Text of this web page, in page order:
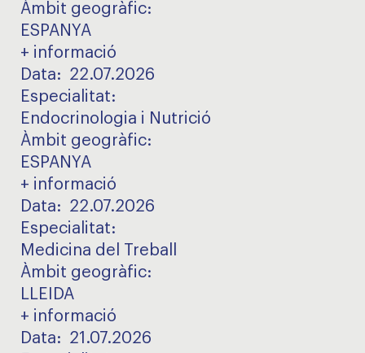
Àmbit geogràfic:
ESPANYA
+ informació
Data: 22.07.2026
Especialitat:
Endocrinologia i Nutrició
Àmbit geogràfic:
ESPANYA
+ informació
Data: 22.07.2026
Especialitat:
Medicina del Treball
Àmbit geogràfic:
LLEIDA
+ informació
Data: 21.07.2026